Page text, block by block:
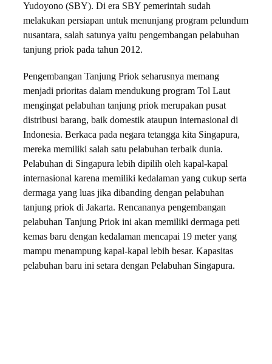
Yudoyono (SBY). Di era SBY pemerintah sudah
melakukan persiapan untuk menunjang program pelundum
nusantara, salah satunya yaitu pengembangan pelabuhan
tanjung priok pada tahun 2012.
Pengembangan Tanjung Priok seharusnya memang
menjadi prioritas dalam mendukung program Tol Laut
mengingat pelabuhan tanjung priok merupakan pusat
distribusi barang, baik domestik ataupun internasional di
Indonesia. Berkaca pada negara tetangga kita Singapura,
mereka memiliki salah satu pelabuhan terbaik dunia.
Pelabuhan di Singapura lebih dipilih oleh kapal-kapal
internasional karena memiliki kedalaman yang cukup serta
dermaga yang luas jika dibanding dengan pelabuhan
tanjung priok di Jakarta. Rencananya pengembangan
pelabuhan Tanjung Priok ini akan memiliki dermaga peti
kemas baru dengan kedalaman mencapai 19 meter yang
mampu menampung kapal-kapal lebih besar. Kapasitas
pelabuhan baru ini setara dengan Pelabuhan Singapura.